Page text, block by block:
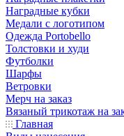
Наградные кубки
Медали с логотипом
Одежда Portobello
Толстовки и худи
Футболки
Шарфы
Ветровки
Мерч на заказ
Вязаный трикотаж на
Главная